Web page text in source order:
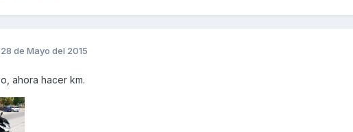
28 de Mayo del 2015
ahora hacer km.